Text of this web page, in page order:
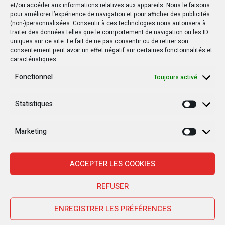
et/ou accéder aux informations relatives aux appareils. Nous le faisons
pour améliorer l’expérience de navigation et pour afficher des publicités
(non-)personnalisées. Consentir à ces technologies nous autorisera à
traiter des données telles que le comportement de navigation ou les ID
uniques sur ce site. Le fait de ne pas consentir ou de retirer son
consentement peut avoir un effet négatif sur certaines fonctonnalités et
caractéristiques.
Fonctionnel Toujours activé
Statistiques
Marketing
ACCEPTER LES COOKIES
REFUSER
ENREGISTRER LES PRÉFÉRENCES
Nouvelles Récentes
30 janvier 2025